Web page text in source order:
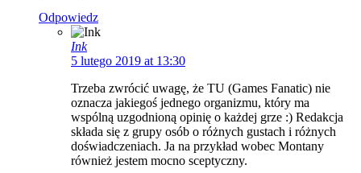
Odpowiedz
Ink
5 lutego 2019 at 13:30
Trzeba zwrócić uwagę, że TU (Games Fanatic) nie
oznacza jakiegoś jednego organizmu, który ma
wspólną uzgodnioną opinię o każdej grze :) Redakcja
składa się z grupy osób o różnych gustach i różnych
doświadczeniach. Ja na przykład wobec Montany
również jestem mocno sceptyczny.